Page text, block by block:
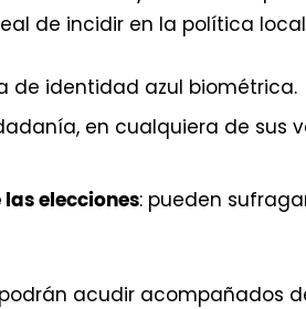
de incidir en la política
de identidad azul biométrica.
en cualquiera de sus
las elecciones: pueden
acudir acompañados